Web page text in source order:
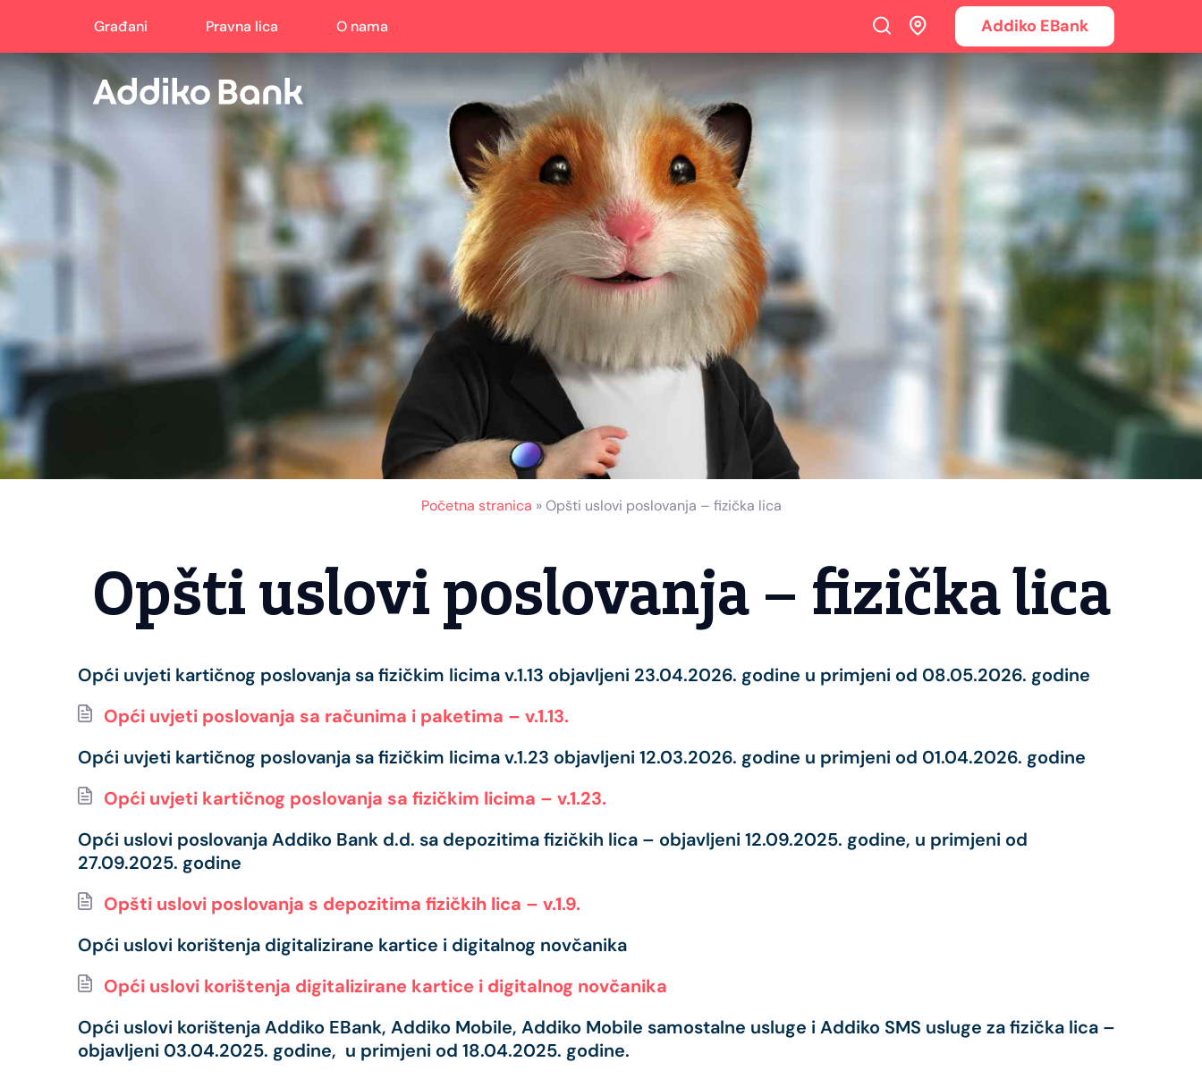
Građani Pravna lica O nama Addiko EBank
Početna stranica »Opšti uslovi poslovanja – fizička lica
Opšti uslovi poslovanja – fizička lica
Opći uvjeti kartičnog poslovanja sa fizičkim licima v.1.13 objavljeni 23.04.2026. godine u primjeni od 08.05.2026. godine
Opći uvjeti poslovanja sa računima i paketima – v.1.13.
Opći uvjeti kartičnog poslovanja sa fizičkim licima v.1.23 objavljeni 12.03.2026. godine u primjeni od 01.04.2026. godine
Opći uvjeti kartičnog poslovanja sa fizičkim licima – v.1.23.
Opći uslovi poslovanja Addiko Bank d.d. sa depozitima fizičkih lica – objavljeni 12.09.2025. godine, u primjeni od
27.09.2025. godine
Opšti uslovi poslovanja s depozitima fizičkih lica – v.1.9.
Opći uslovi korištenja digitalizirane kartice i digitalnog novčanika
Opći uslovi korištenja digitalizirane kartice i digitalnog novčanika
Opći uslovi korištenja Addiko EBank, Addiko Mobile, Addiko Mobile samostalne usluge i Addiko SMS usluge za fizička lica –
objavljeni 03.04.2025. godine, u primjeni od 18.04.2025. godine.